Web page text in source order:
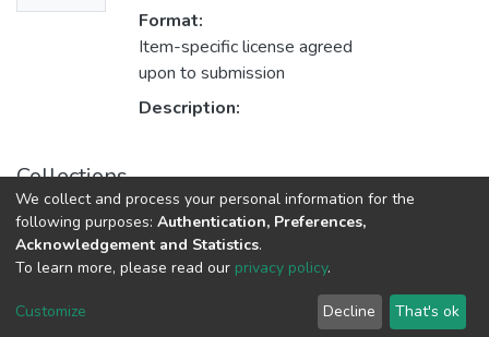
Format:
Item-specific license agreed
upon to submission
Description:
Collections
TCC-Direito
Cookie
End User
Agreement
Send
Feedback
We collect and process your personal information for the
following purposes: Authentication, Preferences,
Acknowledgement and Statistics.
To learn more, please read our privacy policy.
Customize Decline That's ok